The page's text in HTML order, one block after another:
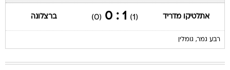
אתלטיקו מדריד (1)
1 : 0
(0) ברצלונה
רבע גמר, גומלין